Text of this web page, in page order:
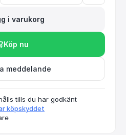
i varukorg
Köp nu
meddelande
tills du har godkänt
köpskyddet